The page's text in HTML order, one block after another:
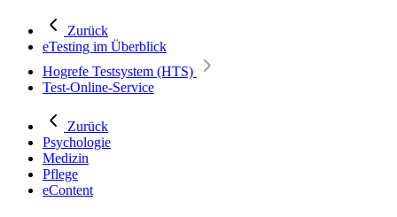
Zurück
eTesting im Überblick
Hogrefe Testsystem (HTS)
Test-Online-Service
Zurück
Psychologie
Medizin
Pflege
eContent